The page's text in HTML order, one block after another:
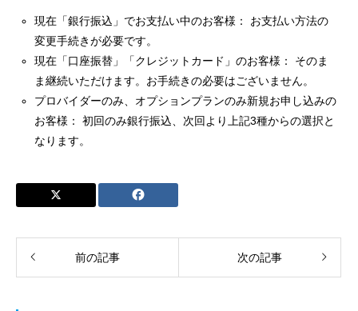
現在「銀行振込」でお支払い中のお客様： お支払い方法の
変更手続きが必要です。
現在「口座振替」「クレジットカード」のお客様： そのま
ま継続いただけます。お手続きの必要はございません。
プロバイダーのみ、オプションプランのみ新規お申し込みの
お客様： 初回のみ銀行振込、次回より上記3種からの選択と
なります。
前の記事 次の記事